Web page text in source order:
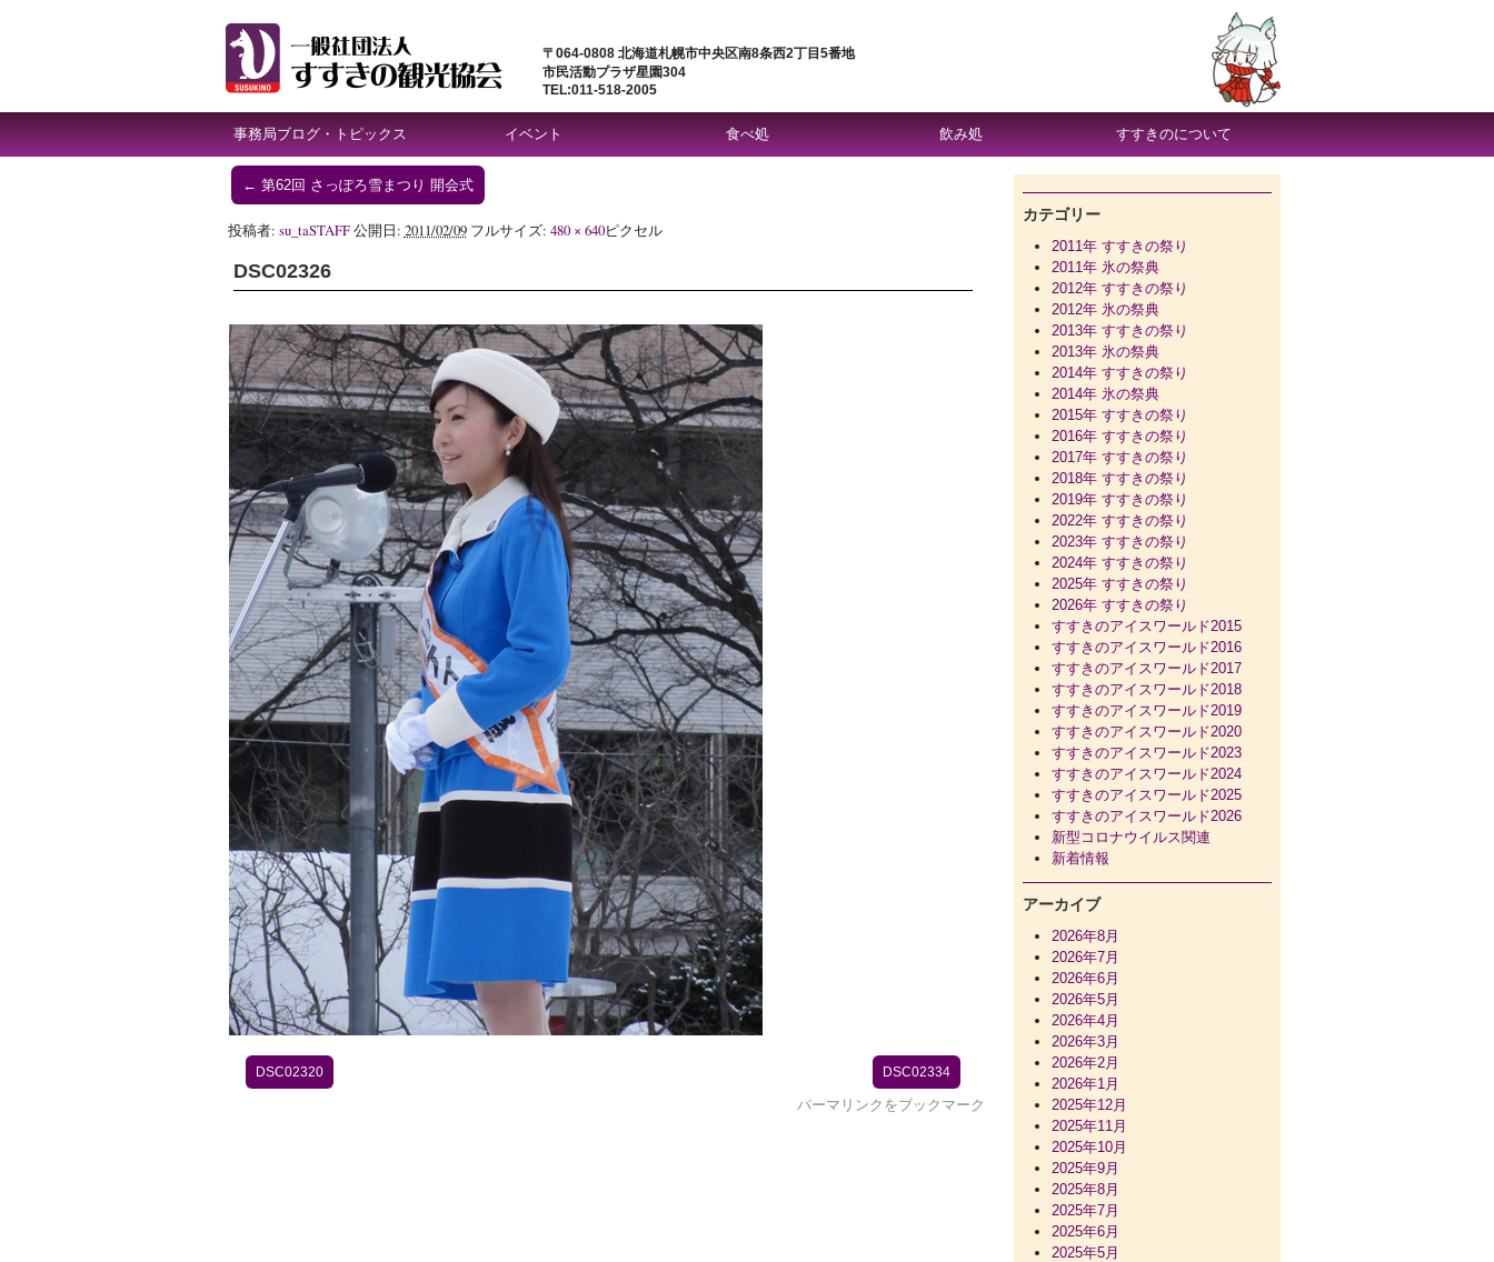
〒064-0808 北海道札幌市中央区南8条西2丁目5番地
市民活動プラザ星園304
TEL:011-518-2005
事務局ブログ・トピックス イベント 食べ処 飲み処 すすきのについて
← 第62回 さっぽろ雪まつり 開会式
投稿者: su_taSTAFF公開日: 2011/02/09 フルサイズ: 480 × 640ピクセル
DSC02326
DSC02320 DSC02334
パーマリンク をブックマーク
カテゴリー
2011年 すすきの祭り
2011年 氷の祭典
2012年 すすきの祭り
2012年 氷の祭典
2013年 すすきの祭り
2013年 氷の祭典
2014年 すすきの祭り
2014年 氷の祭典
2015年 すすきの祭り
2016年 すすきの祭り
2017年 すすきの祭り
2018年 すすきの祭り
2019年 すすきの祭り
2022年 すすきの祭り
2023年 すすきの祭り
2024年 すすきの祭り
2025年 すすきの祭り
2026年 すすきの祭り
すすきのアイスワールド2015
すすきのアイスワールド2016
すすきのアイスワールド2017
すすきのアイスワールド2018
すすきのアイスワールド2019
すすきのアイスワールド2020
すすきのアイスワールド2023
すすきのアイスワールド2024
すすきのアイスワールド2025
すすきのアイスワールド2026
新型コロナウイルス関連
新着情報
アーカイブ
2026年8月
2026年7月
2026年6月
2026年5月
2026年4月
2026年3月
2026年2月
2026年1月
2025年12月
2025年11月
2025年10月
2025年9月
2025年8月
2025年7月
2025年6月
2025年5月